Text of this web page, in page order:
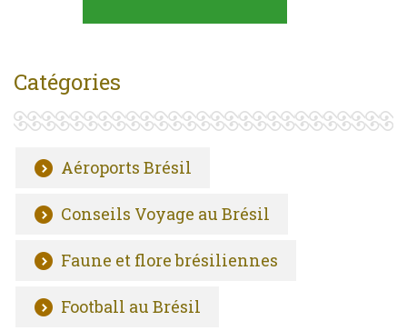
Catégories
Aéroports Brésil
Conseils Voyage au Brésil
Faune et flore brésiliennes
Football au Brésil